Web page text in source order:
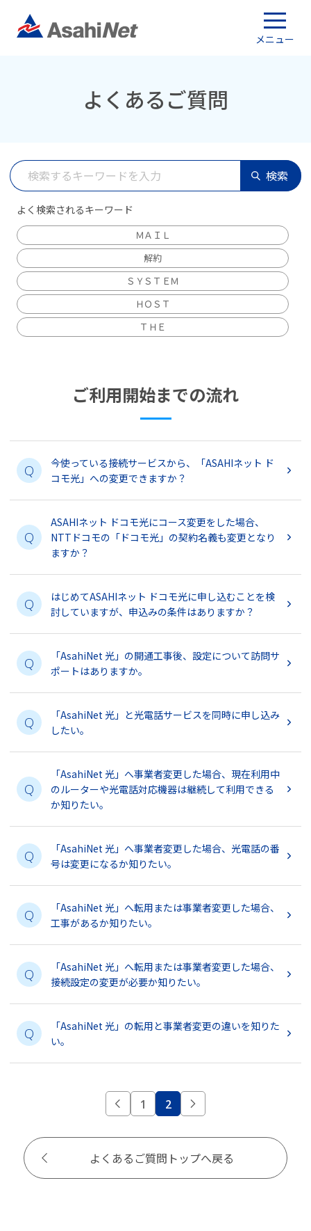
メニュー
よくあるご質問
検索
よく検索されるキーワード
ＭＡＩＬ
解約
ＳＹＳＴＥＭ
ＨＯＳＴ
ＴＨＥ
ご利用開始までの流れ
Q
今使っている接続サービスから、「ASAHIネット ド
コモ光」への変更できますか？
Q
ASAHIネット ドコモ光にコース変更をした場合、
NTTドコモの「ドコモ光」の契約名義も変更となり
ますか？
Q
はじめてASAHIネット ドコモ光に申し込むことを検
討していますが、申込みの条件はありますか？
Q
「AsahiNet 光」の開通工事後、設定について訪問サ
ポートはありますか。
Q
「AsahiNet 光」と光電話サービスを同時に申し込み
したい。
Q
「AsahiNet 光」へ事業者変更した場合、現在利用中
のルーターや光電話対応機器は継続して利用できる
か知りたい。
Q
「AsahiNet 光」へ事業者変更した場合、光電話の番
号は変更になるか知りたい。
Q
「AsahiNet 光」へ転用または事業者変更した場合、
工事があるか知りたい。
Q
「AsahiNet 光」へ転用または事業者変更した場合、
接続設定の変更が必要か知りたい。
Q
「AsahiNet 光」の転用と事業者変更の違いを知りた
い。
1 2
よくあるご質問トップへ戻る